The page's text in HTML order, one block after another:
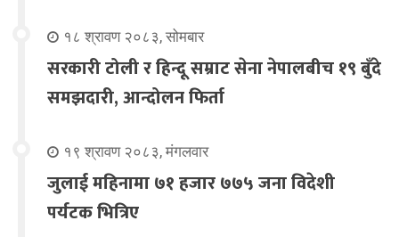
१८ श्रावण २०८३, सोमबार
सरकारी टोली र हिन्दू सम्राट सेना नेपालबीच १९ बुँदे
समझदारी, आन्दोलन फिर्ता
१९ श्रावण २०८३, मंगलवार
जुलाई महिनामा ७१ हजार ७७५ जना विदेशी
पर्यटक भित्रिए